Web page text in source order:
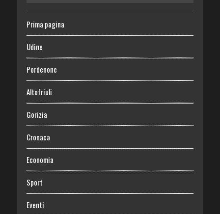
Prima pagina
Udine
Pordenone
Altofriuli
Gorizia
Cronaca
Economia
Sport
Eventi